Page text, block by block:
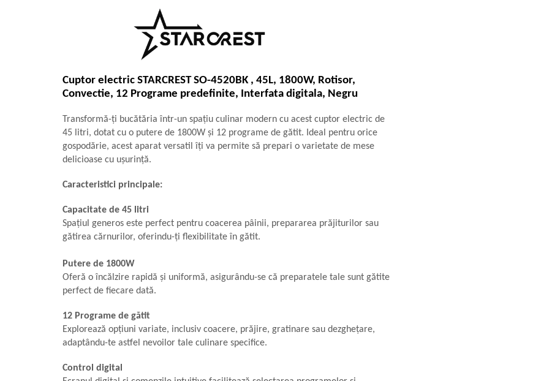
Accesorii aspiratoare
Aparate de bucatarie
Aparate de gatit cu aburi
Aparate de preparat desert
Aparate de vidat
Ascutitor cutite
Grătare electrice
Masini de gheata
Masini de paine
Rasnite condimente
Cuptor electric STARCREST SO-4520BK , 45L, 1800W, Rotisor,
Convectie, 12 Programe predefinite, Interfata digitala, Negru
Transformă-ți bucătăria într-un spațiu culinar modern cu acest cuptor electric de
45 litri, dotat cu o putere de 1800W și 12 programe de gătit. Ideal pentru orice
gospodărie, acest aparat versatil îți va permite să prepari o varietate de mese
delicioase cu ușurință.
Caracteristici principale:
Capacitate de 45 litri
Spațiul generos este perfect pentru coacerea pâinii, prepararea prăjiturilor sau
gătirea cărnurilor, oferindu-ți flexibilitate în gătit.
Putere de 1800W
Oferă o încălzire rapidă și uniformă, asigurându-se că preparatele tale sunt gătite
perfect de fiecare dată.
12 Programe de gătit
Explorează opțiuni variate, inclusiv coacere, prăjire, gratinare sau dezghețare,
adaptându-te astfel nevoilor tale culinare specifice.
Control digital